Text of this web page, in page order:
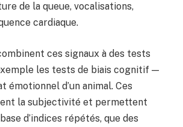
de la queue, vocalisations,
cardiaque.
ces signaux à des tests
les tests de biais cognitif —
émotionnel d’un animal. Ces
la subjectivité et permettent
d’indices répétés, que des